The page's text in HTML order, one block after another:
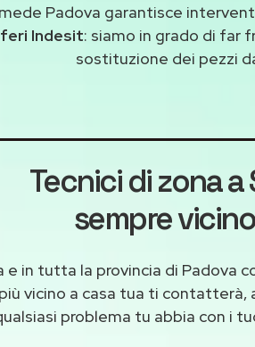
Padova garantisce
Indesit: siamo in grado di far
sostituzione dei pezzi
Tecnici di zona a
sempre
e in tutta la provincia di Padova
vicino a casa tua ti
problema tu abbia con i